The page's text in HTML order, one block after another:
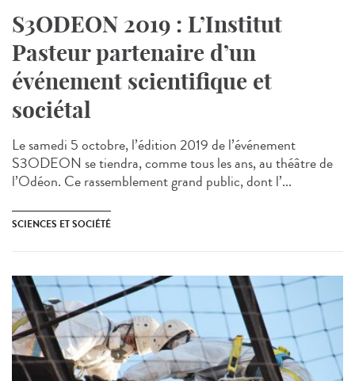
S3ODEON 2019 : L’Institut
Pasteur partenaire d’un
événement scientifique et
sociétal
Le samedi 5 octobre, l’édition 2019 de l’événement
S3ODEON se tiendra, comme tous les ans, au théâtre de
l’Odéon. Ce rassemblement grand public, dont l’...
SCIENCES ET SOCIÉTÉ